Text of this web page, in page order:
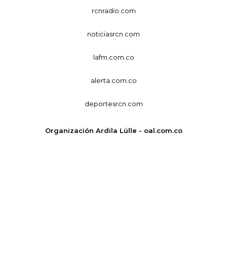
rcnradio.com
noticiasrcn.com
lafm.com.co
alerta.com.co
deportesrcn.com
Organización Ardila Lülle - oal.com.co